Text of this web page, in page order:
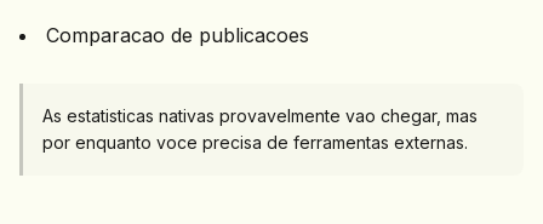
Comparacao de publicacoes
As estatisticas nativas provavelmente vao chegar, mas
por enquanto voce precisa de ferramentas externas.